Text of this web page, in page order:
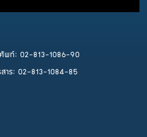
ศัพท์: 02-813-1086-90
รสาร: 02-813-1084-85